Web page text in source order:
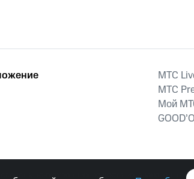
MTС
MTС
Мой
психотропных веществ, их аналогов